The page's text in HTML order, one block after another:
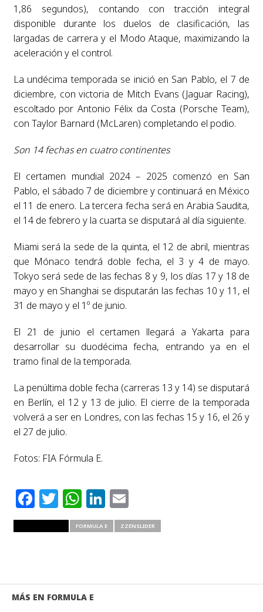
1,86 segundos), contando con tracción integral
disponible durante los duelos de clasificación, las
largadas de carrera y el Modo Ataque, maximizando la
aceleración y el control.
La undécima temporada se inició en San Pablo, el 7 de
diciembre, con victoria de Mitch Evans (Jaguar Racing),
escoltado por Antonio Félix da Costa (Porsche Team),
con Taylor Barnard (McLaren) completando el podio.
Son 14 fechas en cuatro continentes
El certamen mundial 2024 – 2025 comenzó en San
Pablo, el sábado 7 de diciembre y continuará en México
el 11 de enero. La tercera fecha será en Arabia Saudita,
el 14 de febrero y la cuarta se disputará al día siguiente.
Miami será la sede de la quinta, el 12 de abril, mientras
que Mónaco tendrá doble fecha, el 3 y 4 de mayo.
Tokyo será sede de las fechas 8 y 9, los días 17 y 18 de
mayo y en Shanghai se disputarán las fechas 10 y 11, el
31 de mayo y el 1º de junio.
El 21 de junio el certamen llegará a Yakarta para
desarrollar su duodécima fecha, entrando ya en el
tramo final de la temporada.
La penúltima doble fecha (carreras 13 y 14) se disputará
en Berlín, el 12 y 13 de julio. El cierre de la temporada
volverá a ser en Londres, con las fechas 15 y 16, el 26 y
el 27 de julio.
Fotos: FIA Fórmula E.
Facebook
Twitter
WhatsApp
LinkedIn
Email
FORMULA E ZZENSLIDER
MÁS EN FORMULA E